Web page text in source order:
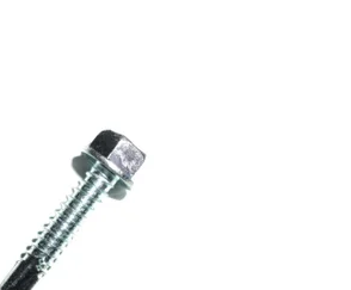
panelů ke sloupkům čtvercového
šroubu: 32...
centrálním skladě
301
consulting